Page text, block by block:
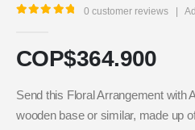
0 customer reviews |
COP$364.900
Send this Floral Arrangement with
wooden base or similar, made up